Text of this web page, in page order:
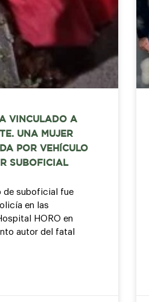
VINCULADO A
UNA MUJER
POR VEHÍCULO
SUBOFICIAL
de suboficial fue
en las
HORO en
autor del fatal